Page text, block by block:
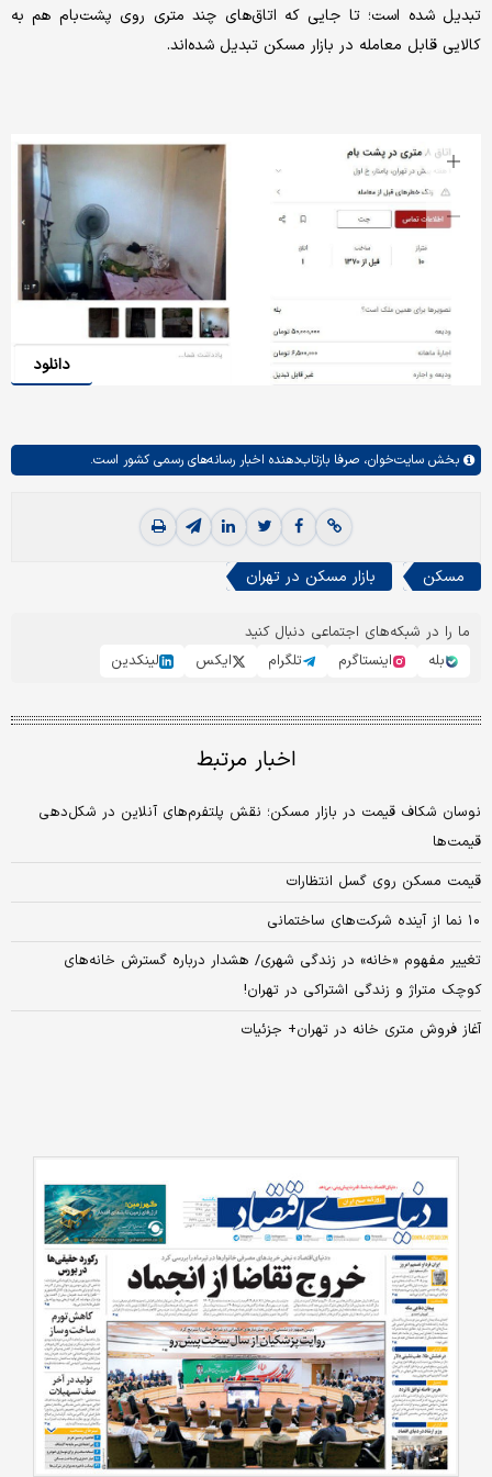
تبدیل شده است؛ تا جایی که اتاق‌های چند متری روی پشت‌بام هم به
کالایی قابل معامله در بازار مسکن تبدیل شده‌اند.
دانلود
بخش سایت‌خوان، صرفا بازتاب‌دهنده اخبار رسانه‌های رسمی کشور است.
مسکن بازار مسکن در تهران
ما را در شبکه‌های اجتماعی دنبال کنید
بله
اینستاگرم تلگرام ایکس لینکدین
اخبار مرتبط
نوسان شکاف قیمت در بازار مسکن؛ نقش پلتفرم‌های آنلاین در شکل‌دهی
قیمت‌ها
قیمت مسکن روی گسل انتظارات
تغییر مفهوم «خانه» در زندگی شهری/ هشدار درباره گسترش خانه‌های
کوچک‌ متراژ و زندگی اشتراکی در تهران!
آغاز فروش متری خانه در تهران+ جزئیات